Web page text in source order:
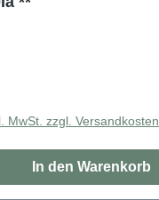
Preis:
MwSt. zzgl. Versandkosten
In den Warenkorb